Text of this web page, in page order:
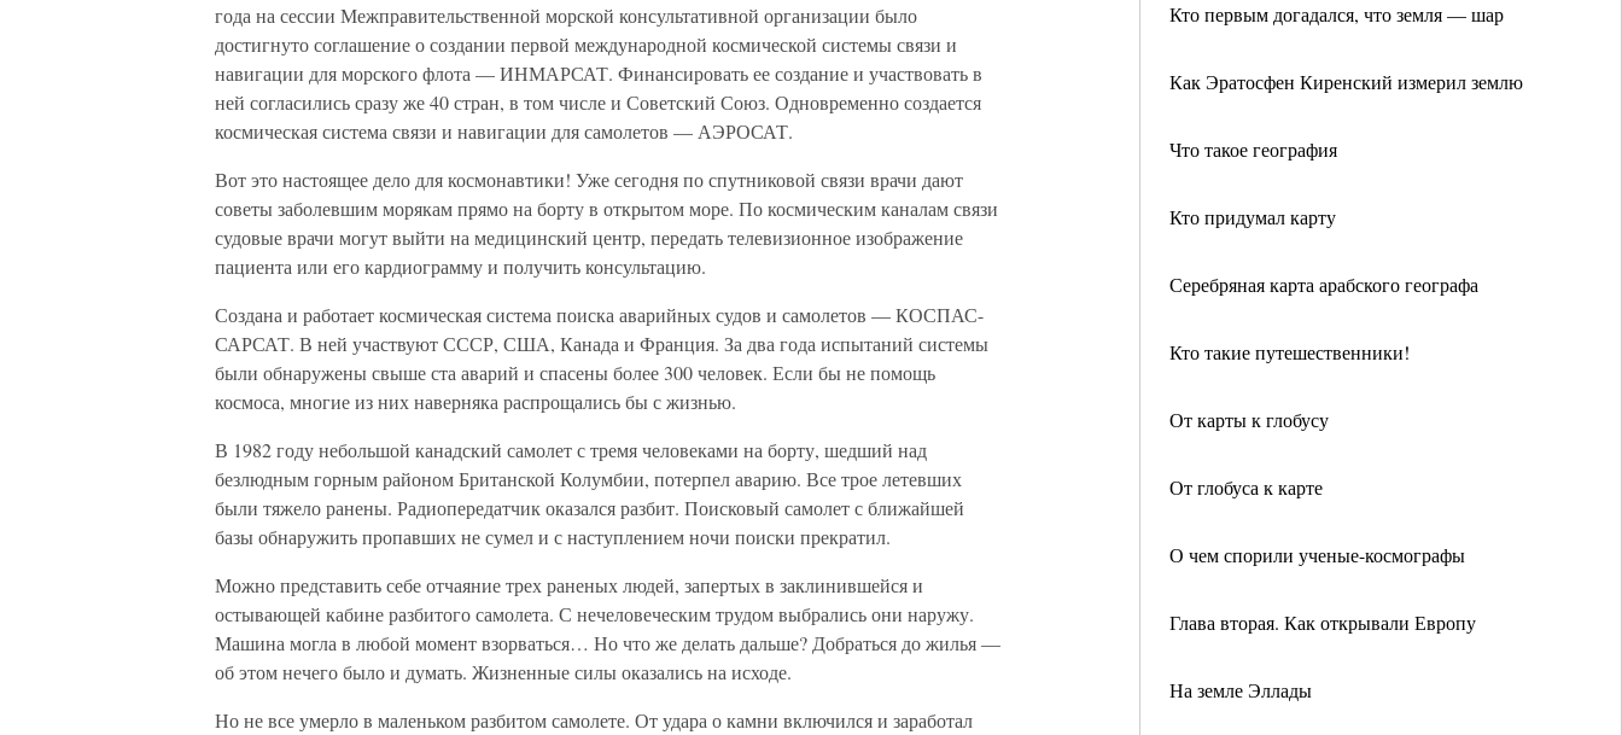
Кто первым догадался, что земля — шар
Как Эратосфен Киренский измерил землю
Что такое география
Кто придумал карту
Серебряная карта арабского географа
Кто такие путешественники!
От карты к глобусу
От глобуса к карте
О чем спорили ученые-космографы
Глава вторая. Как открывали Европу
На земле Эллады
года на сессии Межправительственной морской консультативной организации было
достигнуто соглашение о создании первой международной космической системы связи и
навигации для морского флота — ИНМАРСАТ. Финансировать ее создание и участвовать в
ней согласились сразу же 40 стран, в том числе и Советский Союз. Одновременно создается
космическая система связи и навигации для самолетов — АЭРОСАТ.
Вот это настоящее дело для космонавтики! Уже сегодня по спутниковой связи врачи дают
советы заболевшим морякам прямо на борту в открытом море. По космическим каналам связи
судовые врачи могут выйти на медицинский центр, передать телевизионное изображение
пациента или его кардиограмму и получить консультацию.
Создана и работает космическая система поиска аварийных судов и самолетов — КОСПАС-
САРСАТ. В ней участвуют СССР, США, Канада и Франция. За два года испытаний системы
были обнаружены свыше ста аварий и спасены более 300 человек. Если бы не помощь
космоса, многие из них наверняка распрощались бы с жизнью.
В 1982 году небольшой канадский самолет с тремя человеками на борту, шедший над
безлюдным горным районом Британской Колумбии, потерпел аварию. Все трое летевших
были тяжело ранены. Радиопередатчик оказался разбит. Поисковый самолет с ближайшей
базы обнаружить пропавших не сумел и с наступлением ночи поиски прекратил.
Можно представить себе отчаяние трех раненых людей, запертых в заклинившейся и
остывающей кабине разбитого самолета. С нечеловеческим трудом выбрались они наружу.
Машина могла в любой момент взорваться… Но что же делать дальше? Добраться до жилья —
об этом нечего было и думать. Жизненные силы оказались на исходе.
Но не все умерло в маленьком разбитом самолете. От удара о камни включился и заработал